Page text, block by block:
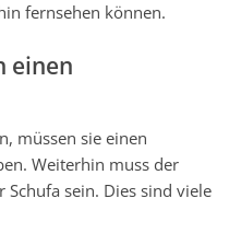
fernsehen können.
einen
müssen sie einen
Weiterhin muss der
sein. Dies sind viele